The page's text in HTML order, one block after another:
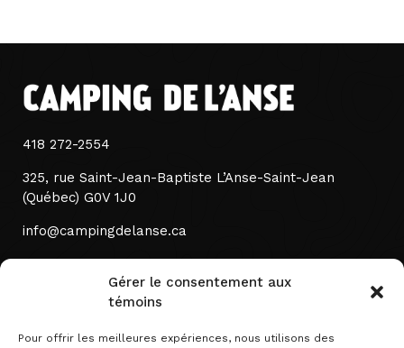
Gérer le consentement aux
témoins
Pour offrir les meilleures expériences, nous utilisons des
418 272-2554
325, rue Saint-Jean-Baptiste L’Anse-Saint-Jean
(Québec) G0V 1J0
info@campingdelanse.ca
Liens utiles